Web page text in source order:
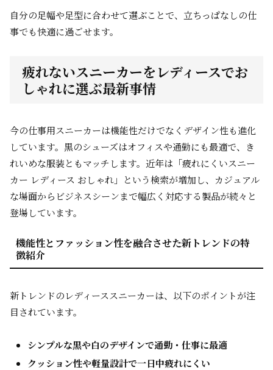
自分の足幅や足型に合わせて選ぶことで、立ちっぱなしの仕
事でも快適に過ごせます。
疲れないスニーカーをレディースでお
しゃれに選ぶ最新事情
今の仕事用スニーカーは機能性だけでなくデザイン性も進化
しています。黒のシューズはオフィスや通勤にも最適で、き
れいめな服装ともマッチします。近年は 「疲れにくいスニー
カー レディース おしゃれ」
という検索が増加し、カジュアル
な場面からビジネスシーンまで幅広く対応する製品が続々と
登場しています。
機能性とファッション性を融合させた新トレンドの特
徴紹介
新トレンドのレディーススニーカーは、以下のポイントが注
目されています。
シンプルな黒や白のデザインで通勤・仕事に最適
クッション性や軽量設計で一日中疲れにくい